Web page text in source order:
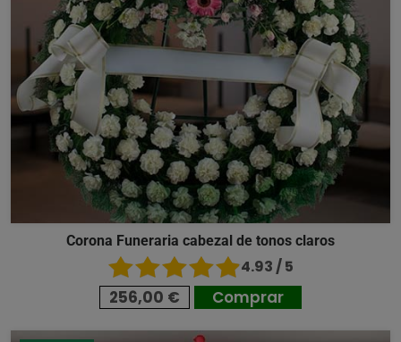
Corona Funeraria cabezal de tonos claros
4.93 / 5
256,00 € Comprar